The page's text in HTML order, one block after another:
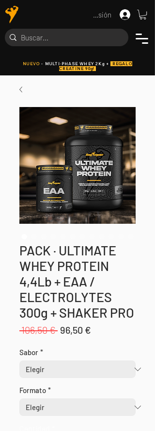
NUEVO - MULTI·PHASE WHEY 2Kg +
REGALO
CREATINE 90g!
Iniciar sesión
PACK · ULTIMATE
WHEY PROTEIN
4,4Lb + EAA /
ELECTROLYTES
300g + SHAKER PRO
106,50 € Precio
96,50 €
Sabor *
Formato *